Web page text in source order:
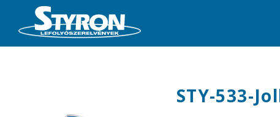
STY-533-